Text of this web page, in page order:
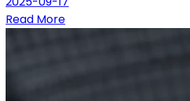
Read More